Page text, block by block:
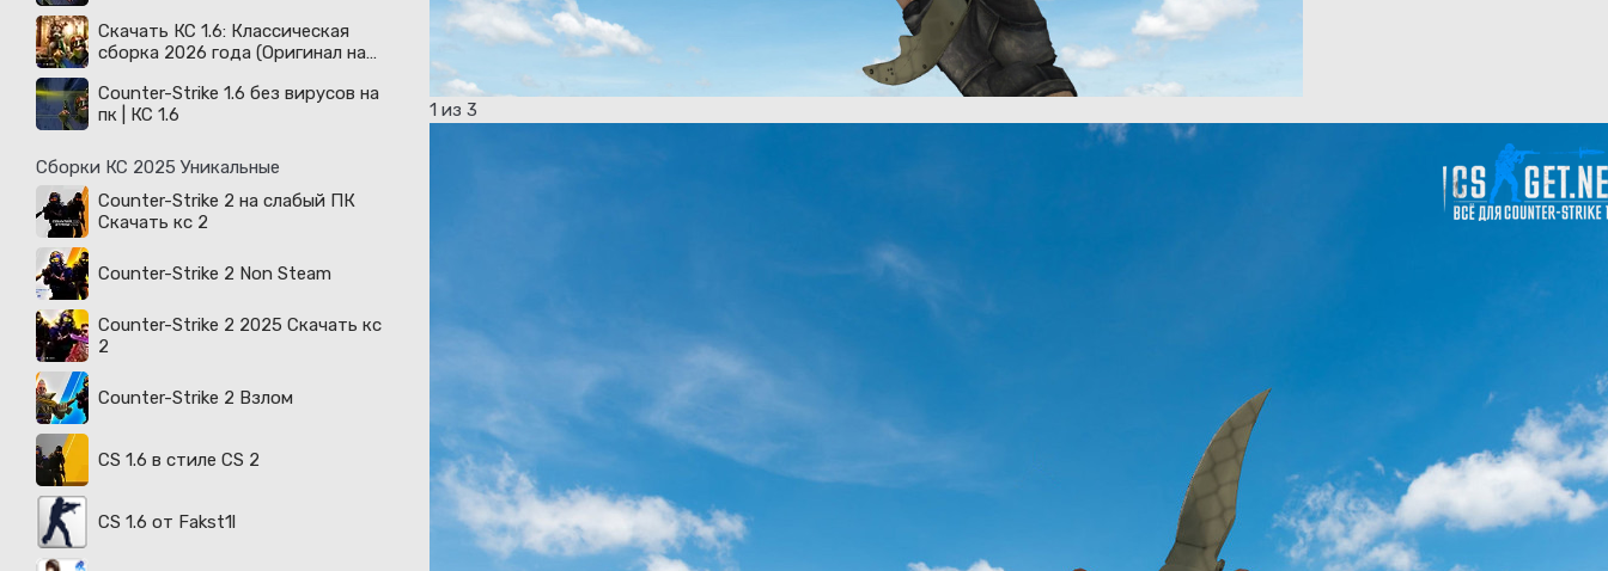
Скачать КС 1.6: Классическая
сборка 2026 года (Оригинал на
Counter-Strike 1.6 без вирусов на
пк | КС 1.6
Сборки КС 2025 Уникальные
Counter-Strike 2 на слабый ПК
Скачать кс 2
Counter-Strike 2 Non Steam
Counter-Strike 2 2025 Скачать кс
2
Counter-Strike 2 Взлом
CS 1.6 в стиле CS 2
CS 1.6 от Fakst1l
1 из 3